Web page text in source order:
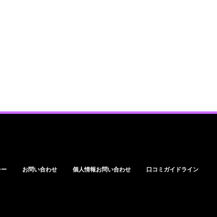
お問い合わせ 個人情報お問い合わせ 口コミガイドライン